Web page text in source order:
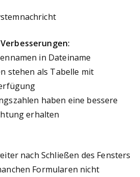
in Dateiname
stehen als Tabelle mit
haben eine bessere
erhalten
nach Schließen des Fensters
Formularen nicht